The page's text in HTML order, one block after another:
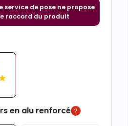
service de pose ne propose
raccord du produit
en alu renforcé